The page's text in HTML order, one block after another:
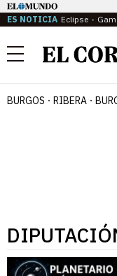
ES NOTICIA Eclipse
Menú
BURGOS RIBERA